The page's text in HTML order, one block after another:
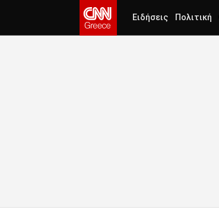
Ειδήσεις Πολιτική